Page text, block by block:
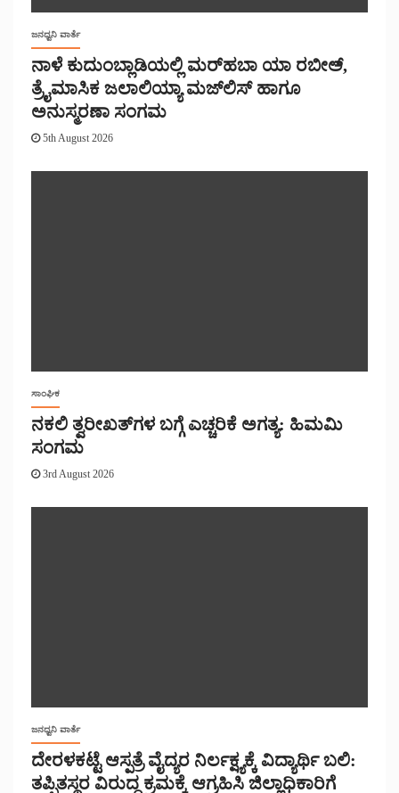
ಜನಧ್ವನಿ ವಾರ್ತೆ
ನಾಳೆ ಕುದುಂಬ್ಲಾಡಿಯಲ್ಲಿ ಮರ್‌‌ಹಬಾ ಯಾ ರಬೀಅ್,
ತ್ರೈಮಾಸಿಕ ಜಲಾಲಿಯ್ಯಾ ಮಜ್‌‌ಲಿಸ್‌‌ ಹಾಗೂ
ಅನುಸ್ಮರಣಾ ಸಂಗಮ
5th August 2026
ಸಾಂಘಿಕ
ನಕಲಿ ತ್ವರೀಖತ್‌ಗಳ ಬಗ್ಗೆ ಎಚ್ಚರಿಕೆ ಅಗತ್ಯ: ಹಿಮಮಿ
ಸಂಗಮ
3rd August 2026
ಜನಧ್ವನಿ ವಾರ್ತೆ
ದೇರಳಕಟ್ಟೆ ಆಸ್ಪತ್ರೆ ವೈದ್ಯರ ನಿರ್ಲಕ್ಷ್ಯಕ್ಕೆ ವಿದ್ಯಾರ್ಥಿ ಬಲಿ:
ತಪ್ಪಿತಸ್ಥರ ವಿರುದ್ಧ ಕ್ರಮಕ್ಕೆ ಆಗ್ರಹಿಸಿ ಜಿಲ್ಲಾಧಿಕಾರಿಗೆ